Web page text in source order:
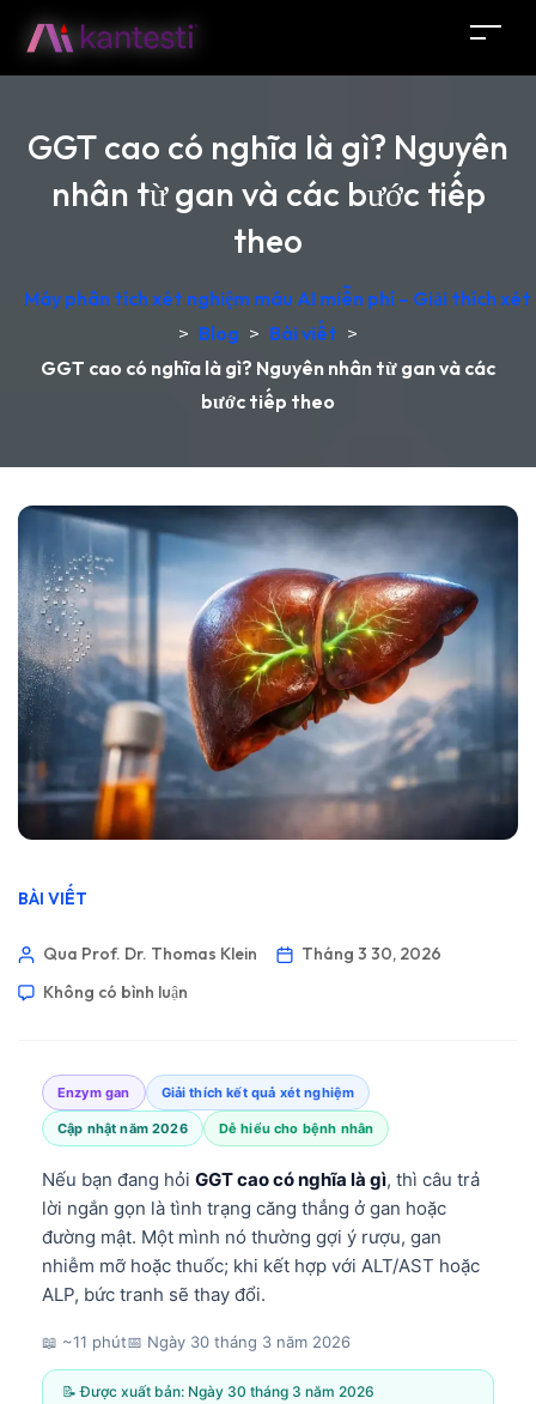
GGT cao có nghĩa là gì? Nguyên
nhân từ gan và các bước tiếp
theo
Máy phân tích xét nghiệm máu AI miễn phí – Giải thích
> Blog > Bài viết >
GGT cao có nghĩa là gì? Nguyên nhân từ gan và các
bước tiếp theo
BÀI VIẾT
Qua Prof. Dr. Thomas Klein
Tháng 3 30, 2026
Không có bình luận
Enzym gan Giải thích kết quả xét nghiệm
Cập nhật năm 2026 Dễ hiểu cho bệnh nhân
Nếu bạn đang hỏi GGT cao có nghĩa là gì, thì câu trả
lời ngắn gọn là tình trạng căng thẳng ở gan hoặc
đường mật. Một mình nó thường gợi ý rượu, gan
nhiễm mỡ hoặc thuốc; khi kết hợp với ALT/AST hoặc
ALP, bức tranh sẽ thay đổi.
📖 ~11 phút📅 Ngày 30 tháng 3 năm 2026
📝 Được xuất bản: Ngày 30 tháng 3 năm 2026